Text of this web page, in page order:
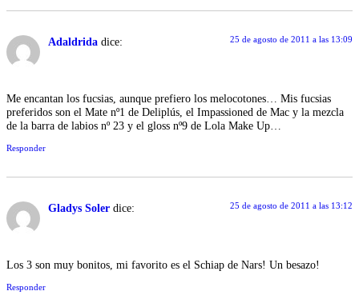
Adaldrida dice: 25 de agosto de 2011 a las 13:09
Me encantan los fucsias, aunque prefiero los melocotones… Mis fucsias
preferidos son el Mate nº1 de Deliplús, el Impassioned de Mac y la mezcla
de la barra de labios nº 23 y el gloss nº9 de Lola Make Up…
Responder
Gladys Soler dice: 25 de agosto de 2011 a las 13:12
Los 3 son muy bonitos, mi favorito es el Schiap de Nars! Un besazo!
Responder